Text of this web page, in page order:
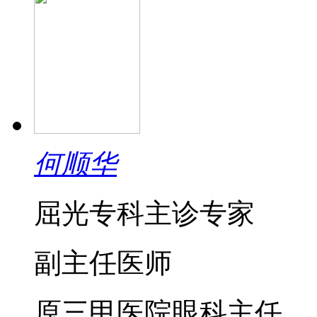
何顺华
屈光专科主诊专家
副主任医师